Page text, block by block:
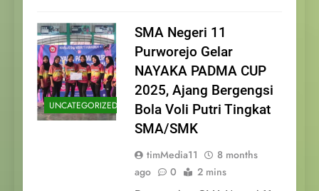
UNCATEGORIZED
SMA Negeri 11
Purworejo Gelar
NAYAKA PADMA CUP
2025, Ajang Bergengsi
Bola Voli Putri Tingkat
SMA/SMK
timMedia11
8 months
ago
0 2 mins